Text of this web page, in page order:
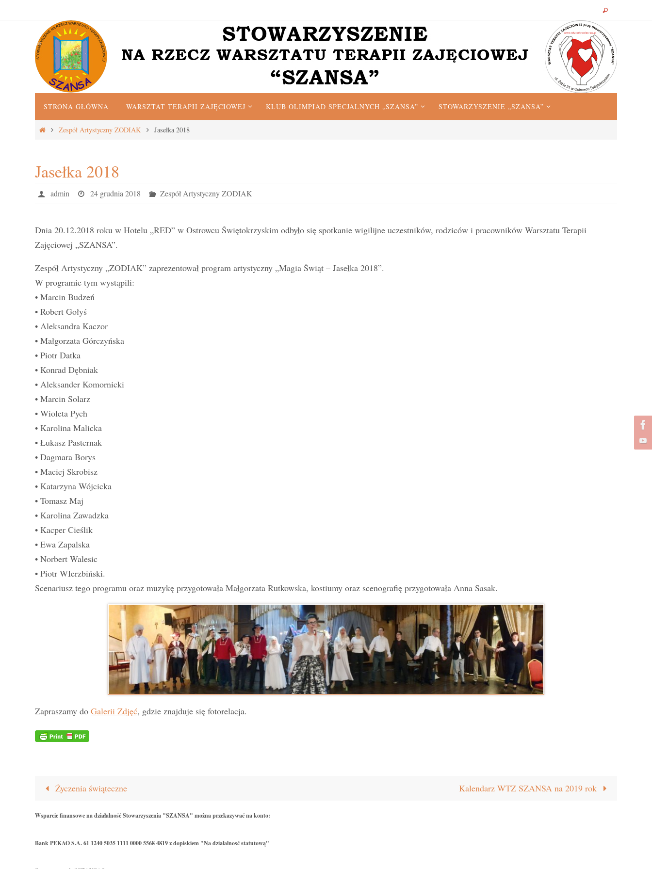
treści
STRONA GŁÓWNA WARSZTAT TERAPII ZAJĘCIOWEJ KLUB OLIMPIAD SPECJALNYCH „SZANSA” STOWARZYSZENIE „SZANSA”
StronaZespół Artystyczny ZODIAK Jasełka 2018
Jasełka 2018
admin 24 grudnia 2018 Zespół Artystyczny ZODIAK
Dnia 20.12.2018 roku w Hotelu „RED” w Ostrowcu Świętokrzyskim odbyło się spotkanie wigilijne uczestników, rodziców i pracowników Warsztatu Terapii
Zajęciowej „SZANSA”.
Zespół Artystyczny „ZODIAK” zaprezentował program artystyczny „Magia Świąt – Jasełka 2018”.
W programie tym wystąpili:
• Marcin Budzeń
• Robert Gołyś
• Aleksandra Kaczor
• Małgorzata Górczyńska
• Piotr Datka
• Konrad Dębniak
• Aleksander Komornicki
• Marcin Solarz
• Wioleta Pych
• Karolina Malicka
• Łukasz Pasternak
• Dagmara Borys
• Maciej Skrobisz
• Katarzyna Wójcicka
• Tomasz Maj
• Karolina Zawadzka
• Kacper Cieślik
• Ewa Zapalska
• Norbert Walesic
• Piotr WIerzbiński.
Scenariusz tego programu oraz muzykę przygotowała Małgorzata Rutkowska, kostiumy oraz scenografię przygotowała Anna Sasak.
Zapraszamy do Galerii Zdjęć, gdzie znajduje się fotorelacja.
Życzenia świąteczne Kalendarz WTZ SZANSA na 2019 rok
Wsparcie finansowe na działalność Stowarzyszenia "SZANSA" można przekazywać na konto:
Bank PEKAO S.A. 61 1240 5035 1111 0000 5568 4819 z dopiskiem "Na działalnosć statutową"